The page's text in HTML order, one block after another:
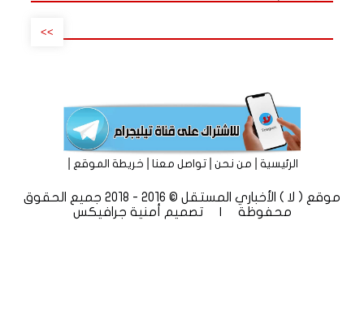
>>
الرئيسية|من نحن|تواصل معنا|خريطة الموقع
موقع ( لا ) الأخباري المستقل © 2016 - 2018 جميع الحقوق
محفوظة | تصميم
أمنية جرافيكس